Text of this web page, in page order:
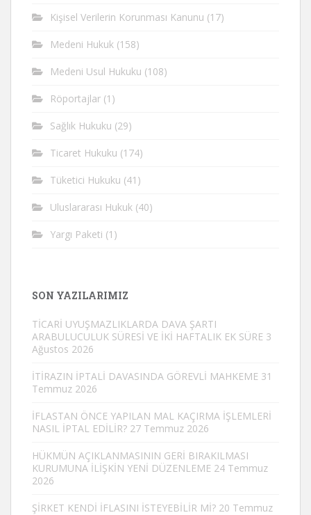
Kişisel Verilerin Korunması Kanunu (17)
Medeni Hukuk (158)
Medeni Usul Hukuku (108)
Röportajlar (1)
Sağlık Hukuku (29)
Ticaret Hukuku (174)
Tüketici Hukuku (41)
Uluslararası Hukuk (40)
Yargı Paketi (1)
SON YAZILARIMIZ
TİCARİ UYUŞMAZLIKLARDA DAVA ŞARTI
ARABULUCULUK SÜRESİ VE İKİ HAFTALIK EK SÜRE 3
Ağustos 2026
İTİRAZIN İPTALİ DAVASINDA GÖREVLİ MAHKEME 31
Temmuz 2026
İFLASTAN ÖNCE YAPILAN MAL KAÇIRMA İŞLEMLERİ
NASIL İPTAL EDİLİR? 27 Temmuz 2026
HÜKMÜN AÇIKLANMASININ GERİ BIRAKILMASI
KURUMUNA İLİŞKİN YENİ DÜZENLEME 24 Temmuz
2026
ŞİRKET KENDİ İFLASINI İSTEYEBİLİR Mİ? 20 Temmuz